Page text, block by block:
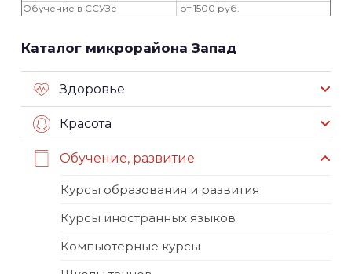
Обучение в ССУЗе
от 1500 руб.
Каталог микрорайона Запад
Здоровье
Красота
Обучение, развитие
Курсы образования и развития
Курсы иностранных языков
Компьютерные курсы